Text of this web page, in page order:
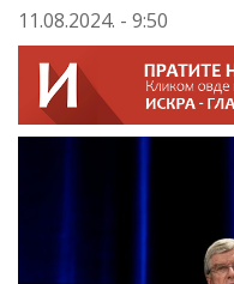
11.08.2024. - 9:50